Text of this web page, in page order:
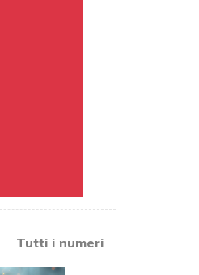
Tutti i numeri